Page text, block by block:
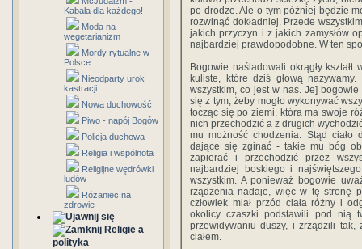
Kabała dla każdego!
Moda na
wegetarianizm
Mordy rytualne w
Polsce
Nieodparty urok
kastracji
Nowa duchowość
Piwo - napój Bogów
Policja duchowa
Religia i wspólnota
Religijne wędrówki
ludów
Różaniec na
zdrowie
Religie a
polityka
po drodze. Ale o tym później będzie
rozwinąć dokładniej. Przede
jakich przyczyn i z jakich zamysłów
najbardziej prawdopodobne. W ten
Bogowie naśladowali okrągły
kuliste, które dziś głową
wszystkim, co jest w nas. Je]
się z tym, żeby mogło wykonywać
tocząc się po ziemi, która ma swoje
nich przechodzić a z drugich
mu możność chodzenia. Stąd ciało
dające się zginać - takie mu bóg
zapierać i przechodzić przez
najbardziej boskiego i
wszystkim. A ponieważ bogowie
rządzenia nadaje, więc w tę stronę
człowiek miał przód ciała różny i
okolicy czaszki podstawili pod nią
przewidywaniu duszy, i zrządzili tak,
ciałem.